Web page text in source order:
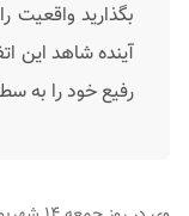
بگذارید واقعیت
آینده شاهد این
رفیع خود را به